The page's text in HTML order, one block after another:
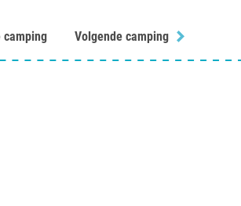
camping Volgende camping